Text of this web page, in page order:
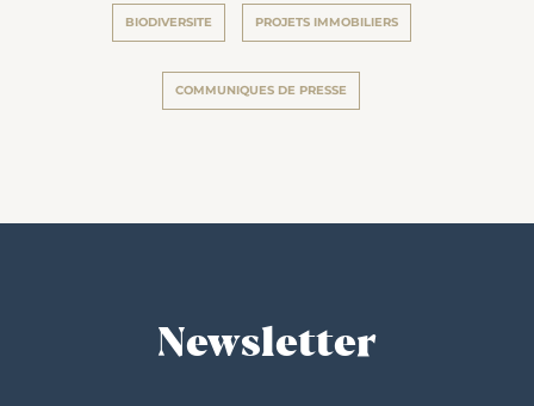
BIODIVERSITE PROJETS IMMOBILIERS
COMMUNIQUES DE PRESSE
Newsletter